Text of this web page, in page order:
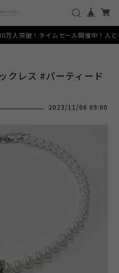
破！タイムセール開催中！人と被ら
クレス #パーティード
2023/11/06 09:00